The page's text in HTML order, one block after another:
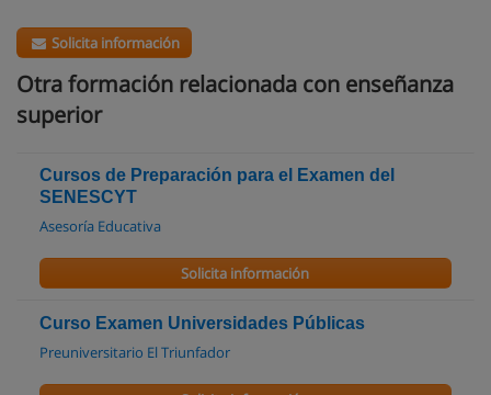
Solicita información
Otra formación relacionada con enseñanza
superior
Cursos de Preparación para el Examen del
SENESCYT
Asesoría Educativa
Solicita información
Curso Examen Universidades Públicas
Preuniversitario El Triunfador